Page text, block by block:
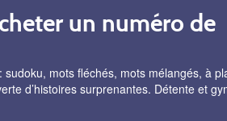
un numéro de
mots fléchés, mots mélangés, à
d’histoires surprenantes. Détente et